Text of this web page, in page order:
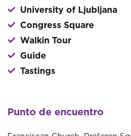
University of Ljubljana
Congress Square
Walkin Tour
Guide
Tastings
Punto de encuentro